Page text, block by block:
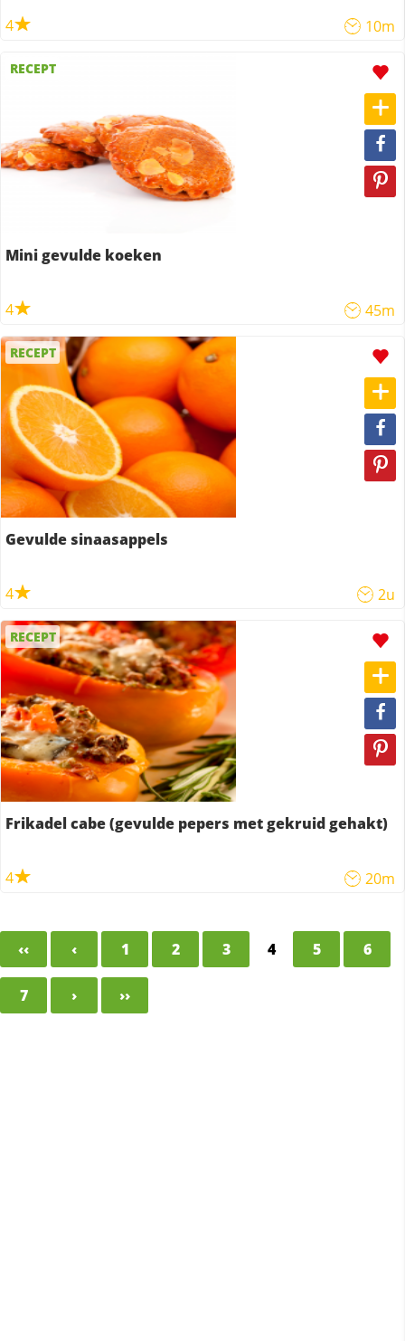
4 10m
RECEPT
Mini gevulde koeken
4 45m
RECEPT
Gevulde sinaasappels
4 2u
RECEPT
Frikadel cabe (gevulde pepers met gekruid gehakt)
4 20m
‹‹ ‹ 1 2 3 4 5 6
7 › ››